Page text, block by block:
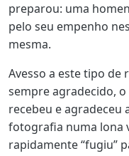
preparou: uma
pelo seu empenho
mesma.
Avesso a este tipo de
sempre agradecido,
recebeu e agradeceu
fotografia numa lona
rapidamente “fugiu”